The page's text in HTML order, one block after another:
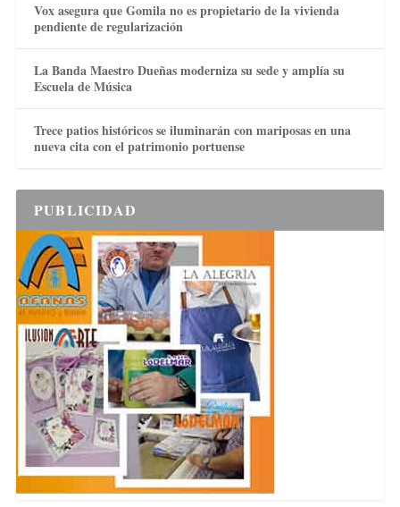
Vox asegura que Gomila no es propietario de la vivienda
pendiente de regularización
La Banda Maestro Dueñas moderniza su sede y amplía su
Escuela de Música
Trece patios históricos se iluminarán con mariposas en una
nueva cita con el patrimonio portuense
PUBLICIDAD